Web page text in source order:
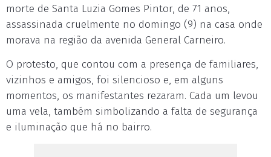
morte de Santa Luzia Gomes Pintor, de 71 anos,
assassinada cruelmente no domingo (9) na casa onde
morava na região da avenida General Carneiro.
O protesto, que contou com a presença de familiares,
vizinhos e amigos, foi silencioso e, em alguns
momentos, os manifestantes rezaram. Cada um levou
uma vela, também simbolizando a falta de segurança
e iluminação que há no bairro.